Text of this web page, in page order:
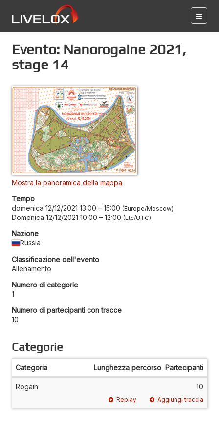
Evento: Nanorogaine 2021,
stage 14
Mostra la panoramica della mappa
Tempo
domenica 12/12/2021 13:00 – 15:00 Europe/Moscow
Domenica 12/12/2021 10:00 – 12:00 Etc/UTC
Nazione
Russia
Classificazione dell'evento
Allenamento
Numero di categorie
1
Numero di partecipanti con tracce
10
Categorie
Categoria Lunghezza percorso Partecipanti
Rogain 10
Replay Aggiungi traccia